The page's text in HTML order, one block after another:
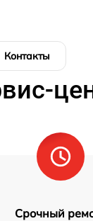
Контакты
Срочный